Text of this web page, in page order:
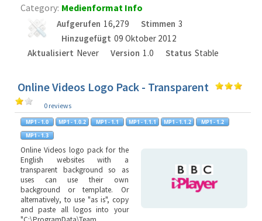
Category: Medienformat Info
Aufgerufen 16,279 Stimmen 3
Hinzugefügt 09 Oktober 2012
Aktualisiert Never Version 1.0 Status Stable
Online Videos Logo Pack - Transparent
0 reviews
Online Videos logo pack for the
English websites with a
transparent background so as
uses can use their own
background or template. Or
alternatively, to use "as is", copy
and paste all logos into your